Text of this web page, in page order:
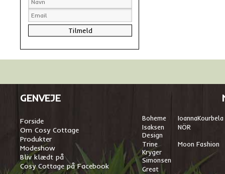
GENVEJE
Forside
Om Cosy Cottage
Produkter
Modeshow
Bliv klædt på
Cosy Cottage på Facebook
Boheme IoannaKourbela
Isaksen
Design
NÖR
Trine
Kryger
Simonsen
Moon Fashion
Great